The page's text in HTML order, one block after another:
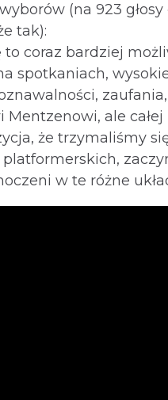
(na 923
tak):
to coraz bardziej
spotkaniach,
Mentzenowi, ale
że trzymaliśmy
w te różne